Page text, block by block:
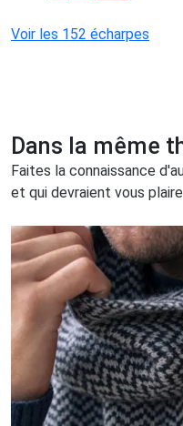
Voir les 152 écharpes
Dans la même
Faites la connaissance
et qui devraient vous plaire